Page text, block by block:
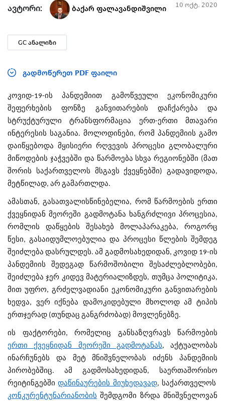
ავტორი: ბაქარ ფალავანდიშვილი 10 ოქტ. 2020
GC ანალიზი
გადმოწერეთ PDF ფაილი
კოვიდ-19-ის პანდემიით გამოწვეული ეკონომიკური
შეფერხების ფონზე განვითარების დაჩქარება და
სტრუქტურული ტრანსფორმაცია ერთ-ერთი მთავარი
ინტერესის საგანია. მოლოდინები, რომ პანდემიის გამო
დაიწყებოდა მყისიერი რღვევის პროცესი გლობალური
მიწოდების ჯაჭვებში და წარმოება სხვა რეგიონებში (მათ
შორის საქართველოს მსგავს ქვეყნებში) გადავიდოდა,
მეტწილად, არ გამართლდა.
ამასთან, გასათვალისწინებელია, რომ წარმოების ერთი
ქვეყნიდან მეორეში გადმოტანა ხანგრძლივი პროცესია,
რომლის დაწყების შესახებ მოლაპარაკება, როგორც
წესი, გასაიდუმლოებულია და პროცესი წლების შემდეგ
შეიძლება დასრულდეს. ამ გადმოსახედიდან, კოვიდ 19-ის
პანდემიის შედეგად წარმოშობილი შესაძლებლობები,
შეიძლება ჯერ კიდევ მატერიალიზდეს, თუმცა პოლიტიკა,
მით უფრო, გრძელვადიანი ეკონომიკური განვითარების
ხედვა, ვერ იქნება დამოკიდებული მხოლოდ ამ ტიპის
ერთჯერად (თუნდაც განგრძობად) მოვლენებზე.
ის ფაქტორები, რომელიც განსაზღვრავს წარმოების
ერთი ქვეყნიდან მეორეში გადმოტანას, აქტუალობას
ინარჩუნებს და მეტ მნიშვნელობას იძენს პანდემიის
პირობებშიც. ამ გადმოსახედიდან, საერთაშორისო
რეიტინგებშიდაწინაურების მიუხედავად, საქართველოს
კონკურენტუნარიანობის შემდგომი ზრდა მნიშვნელოვან